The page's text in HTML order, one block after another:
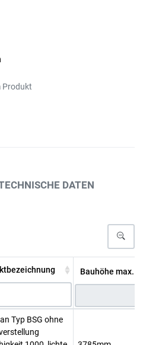
Produkt
DATEN
Bauhöhe max.
Typ BSG ohne